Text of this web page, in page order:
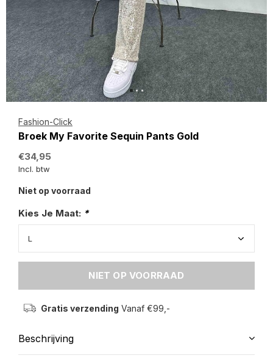
Fashion-Click
Broek My Favorite Sequin Pants Gold
€34,95
Incl. btw
Niet op voorraad
Kies Je Maat: *
NIET OP VOORRAAD
Gratis verzending Vanaf €99,-
Beschrijving